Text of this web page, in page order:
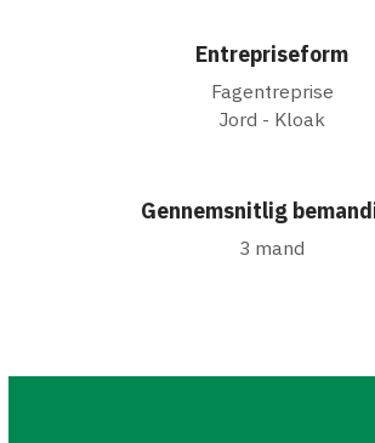
Entrepriseform
Fagentreprise
Jord - Kloak
Gennemsnitlig
3 mand